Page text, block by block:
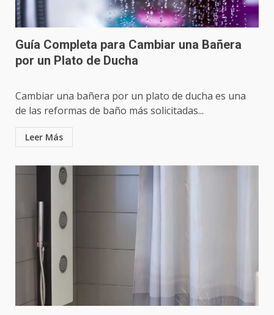
Guía Completa para Cambiar una Bañera
por un Plato de Ducha
Cambiar una bañera por un plato de ducha es una
de las reformas de baño más solicitadas...
Leer Más